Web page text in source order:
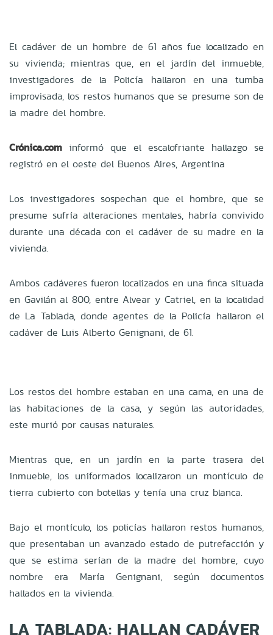
El cadáver de un hombre de 61 años fue localizado en
su vivienda; mientras que, en el jardín del inmueble,
investigadores de la Policía hallaron en una tumba
improvisada, los restos humanos que se presume son de
la madre del hombre.
Crónica.com informó que el escalofriante hallazgo se
registró en el oeste del Buenos Aires, Argentina
Los investigadores sospechan que el hombre, que se
presume sufría alteraciones mentales, habría convivido
durante una década con el cadáver de su madre en la
vivienda.
Ambos cadáveres fueron localizados en una finca situada
en Gavilán al 800, entre Alvear y Catriel, en la localidad
de La Tablada, donde agentes de la Policía hallaron el
cadáver de Luis Alberto Genignani, de 61.
Los restos del hombre estaban en una cama, en una de
las habitaciones de la casa, y según las autoridades,
este murió por causas naturales.
Mientras que, en un jardín en la parte trasera del
inmueble, los uniformados localizaron un montículo de
tierra cubierto con botellas y tenía una cruz blanca.
Bajo el montículo, los policías hallaron restos humanos,
que presentaban un avanzado estado de putrefacción y
que se estima serían de la madre del hombre, cuyo
nombre era María Genignani, según documentos
hallados en la vivienda.
LA TABLADA: HALLAN CADÁVER